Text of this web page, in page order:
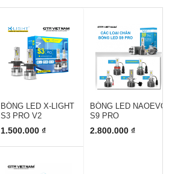
BÓNG LED X-LIGHT
S3 PRO V2
1.500.000 ₫
BÓNG LED NAOEVO
S9 PRO
2.800.000 ₫